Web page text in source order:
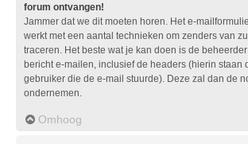
forum ontvangen!
Jammer dat we dit moeten horen. Het e-
werkt met een aantal technieken om zenders van
traceren. Het beste wat je kan doen is de
bericht e-mailen, inclusief de headers (hierin staan
gebruiker die de e-mail stuurde). Deze zal dan de
ondernemen.
Omhoog